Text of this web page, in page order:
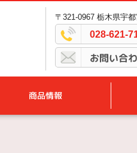
〒321-0967 栃木県宇
028-621-
お問い合
商品情報